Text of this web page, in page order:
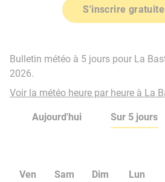
S'inscrire
Bulletin météo à 5 jours pour La
2026.
Voir la météo heure par heure à La
Aujourd'hui Sur 5 jours
Ven Sam Dim Lun